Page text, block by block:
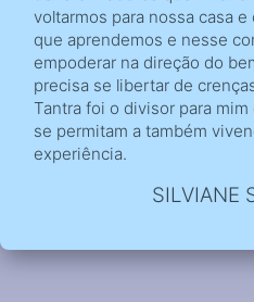
voltarmos para nossa casa
que aprendemos e nesse
empoderar na direção do
precisa se libertar de
Tantra foi o divisor para
se permitam a também
experiência.
SILVIANE